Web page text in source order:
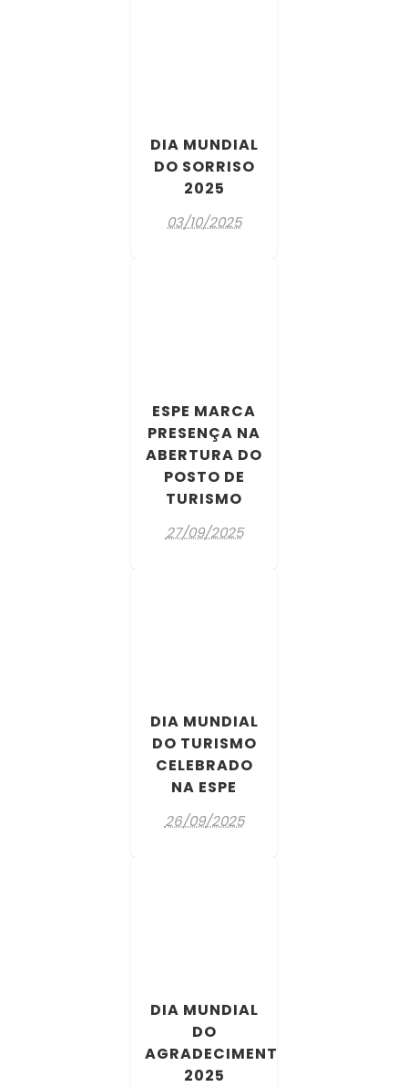
DIA MUNDIAL
DO SORRISO
2025
03/10/2025
ESPE MARCA
PRESENÇA NA
ABERTURA DO
POSTO DE
TURISMO
27/09/2025
DIA MUNDIAL
DO TURISMO
CELEBRADO
NA ESPE
26/09/2025
DIA MUNDIAL
DO
AGRADECIMENTO
2025